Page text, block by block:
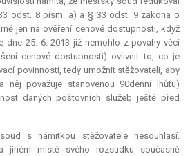
odst. 8 písm. a) a § 33 odst. 9 zákona o
jen na ověření cenové dostupnosti, když
dne 25. 6. 2013 již nemohlo z povahy věci
cenové dostupnosti) ovlivnit to, co je
povinnosti, tedy umožnit stěžovateli, aby
něj považuje stanovenou 90denní lhůtu)
daných poštovních služeb ještě před
s námitkou stěžovatele nesouhlasí.
jiném místě svého rozsudku současně